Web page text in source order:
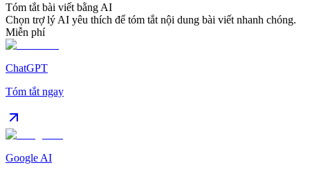
Tóm tắt bài viết bằng AI
Chọn trợ lý AI yêu thích để tóm tắt nội dung bài viết nhanh chóng.
Miễn phí
ChatGPT
Tóm tắt ngay
Google AI